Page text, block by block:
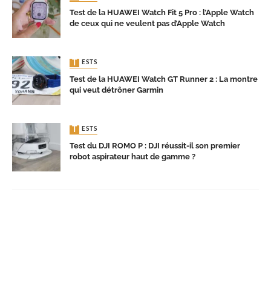
Test de la HUAWEI Watch Fit 5 Pro : l’Apple Watch
de ceux qui ne veulent pas d’Apple Watch
TESTS
Test de la HUAWEI Watch GT Runner 2 : La montre
qui veut détrôner Garmin
TESTS
Test du DJI ROMO P : DJI réussit-il son premier
robot aspirateur haut de gamme ?